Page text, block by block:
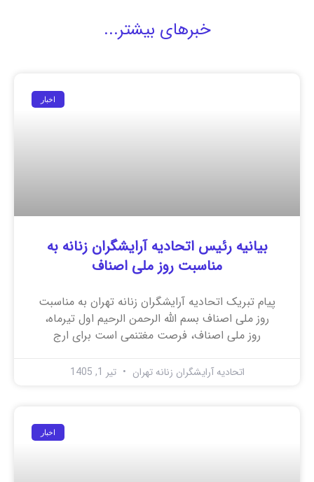
خبرهای بیشتر...
اخبار
بیانیه رئیس اتحادیه آرایشگران زنانه به
مناسبت روز ملی اصناف
پیام تبریک اتحادیه آرایشگران زنانه تهران به مناسبت
روز ملی اصناف بسم الله الرحمن الرحیم اول تیرماه،
روز ملی اصناف، فرصت مغتنمی است برای ارج
اتحادیه آرایشگران زنانه تهران تیر 1, 1405
اخبار